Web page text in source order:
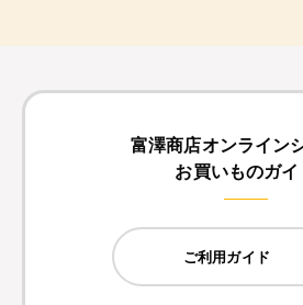
富澤商店オンライン
お買いものガイ
ご利用ガイド